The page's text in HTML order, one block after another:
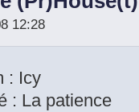
12:28
: Icy
: La patience